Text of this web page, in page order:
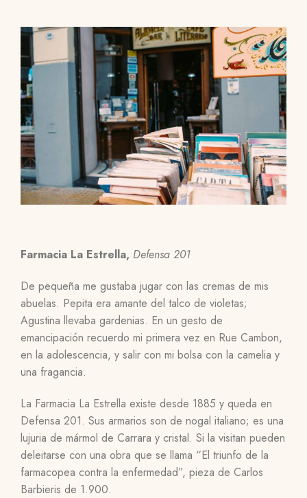
Farmacia La Estrella, Defensa 201
De pequeña me gustaba jugar con las cremas de mis
abuelas. Pepita era amante del talco de violetas;
Agustina llevaba gardenias. En un gesto de
emancipación recuerdo mi primera vez en Rue Cambon,
en la adolescencia, y salir con mi bolsa con la camelia y
una fragancia.
La Farmacia La Estrella existe desde 1885 y queda en
Defensa 201. Sus armarios son de nogal italiano; es una
lujuria de mármol de Carrara y cristal. Si la visitan pueden
deleitarse con una obra que se llama “El triunfo de la
farmacopea contra la enfermedad”, pieza de Carlos
Barbieris de 1.900.